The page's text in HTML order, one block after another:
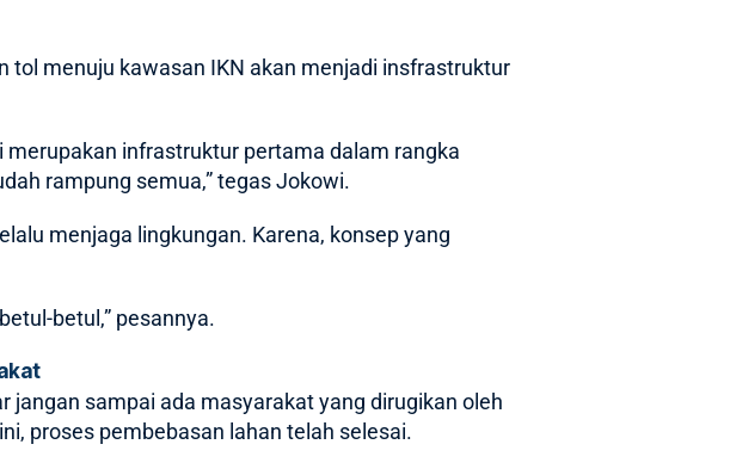
tol menuju kawasan IKN akan menjadi insfrastruktur
merupakan infrastruktur pertama dalam rangka
rampung semua,” tegas Jokowi.
menjaga lingkungan. Karena, konsep yang
betul,” pesannya.
jangan sampai ada masyarakat yang dirugikan oleh
proses pembebasan lahan telah selesai.